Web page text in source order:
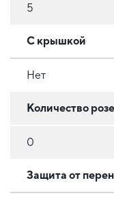
5
С крышкой
Нет
Количество
0
Защита от